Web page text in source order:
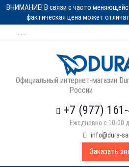
ВНИМАНИЕ! В связи с часто
фактическая цена может
Официальный интернет-магазин
России
+7 (977)
Ежедневно с 10-00
info@dura-
Заказать